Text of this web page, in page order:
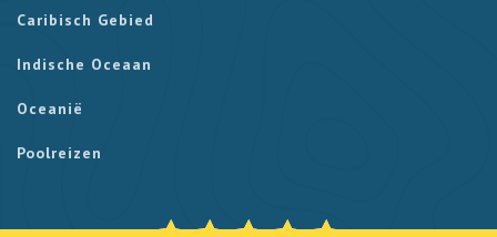
Caribisch Gebied
Indische Oceaan
Oceanië
Poolreizen